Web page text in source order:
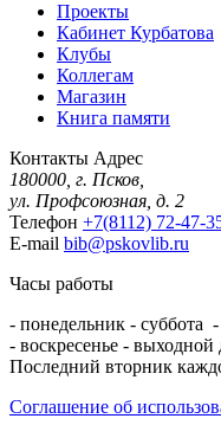
Проекты
Кабинет Курбатова
Клубы
Коллегам
Магазин
Книга памяти
Контакты Адрес
180000, г. Псков,
ул. Профсоюзная, д. 2
Телефон +7(8112) 72-47-
E-mail bib@pskovlib.ru
Часы работы
- понедельник - суббота
- воскресенье - выходной
Последний вторник
Соглашение об